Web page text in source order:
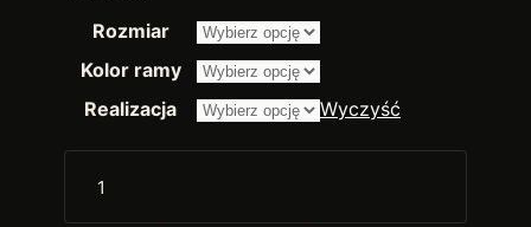
14.200,00
Rozmiar
Kolor ramy
Realizacja
Wyczyść